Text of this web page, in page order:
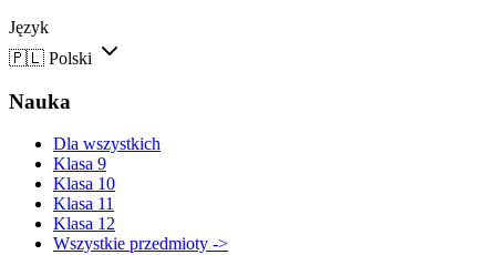
Język
🇵🇱 Polski
Nauka
Dla wszystkich
Klasa 9
Klasa 10
Klasa 11
Klasa 12
Wszystkie przedmioty ->